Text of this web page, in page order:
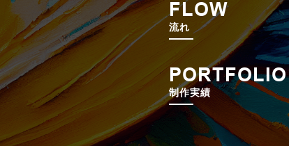
FLOW
流れ
PORTFOLIO
制作実績